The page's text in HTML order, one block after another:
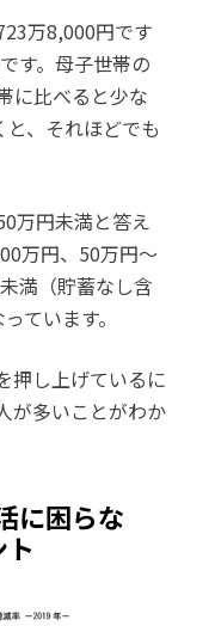
万8,000円です
す。母子世帯の
に比べると少な
、それほどでも
万円未満と答え
万円、50万円～
満（貯蓄なし含
ています。
押し上げているに
が多いことがわか
に困らな